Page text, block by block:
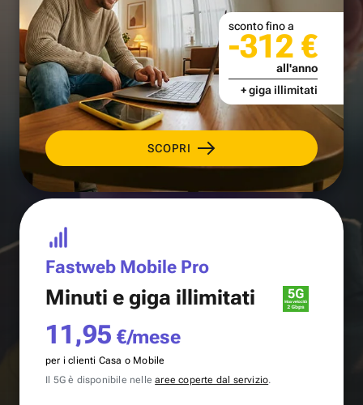
SCOPRI
sconto fino a
-312 €
all'anno
+ giga illimitati
Fastweb Mobile Pro
Minuti e giga illimitati
11,95 €/mese
per i clienti Casa o Mobile
Il 5G è disponibile nellearee coperte dal servizio.